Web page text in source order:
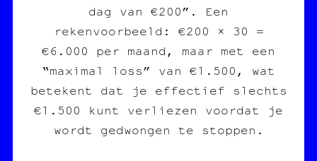
dag van €200”. Een
rekenvoorbeeld: €200 × 30 =
€6.000 per maand, maar met een
“maximal loss” van €1.500, wat
betekent dat je effectief slechts
€1.500 kunt verliezen voordat je
wordt gedwongen te stoppen.